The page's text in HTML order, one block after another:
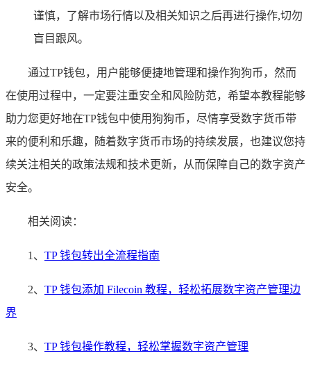
谨慎，了解市场行情以及相关知识之后再进行操作,切勿
盲目跟风。
通过TP钱包，用户能够便捷地管理和操作狗狗币，然而
在使用过程中，一定要注重安全和风险防范，希望本教程能够
助力您更好地在TP钱包中使用狗狗币，尽情享受数字货币带
来的便利和乐趣，随着数字货币市场的持续发展，也建议您持
续关注相关的政策法规和技术更新，从而保障自己的数字资产
安全。
相关阅读：
1、 TP 钱包转出全流程指南
2、 TP 钱包添加 Filecoin 教程，轻松拓展数字资产管理边
界
3、 TP 钱包操作教程，轻松掌握数字资产管理